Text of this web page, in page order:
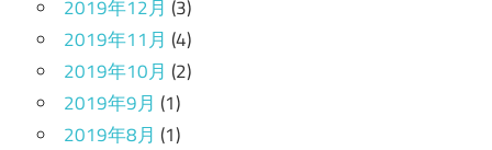
2019年12月 (3)
2019年11月 (4)
2019年10月 (2)
2019年9月 (1)
2019年8月 (1)